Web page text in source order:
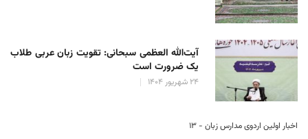
آیت‌الله العظمی سبحانی: تقویت زبان عربی طلاب
یک ضرورت است
۲۴ شهریور ۱۴۰۴
اخبار اولین اردوی مدارس زبان - ۱۳